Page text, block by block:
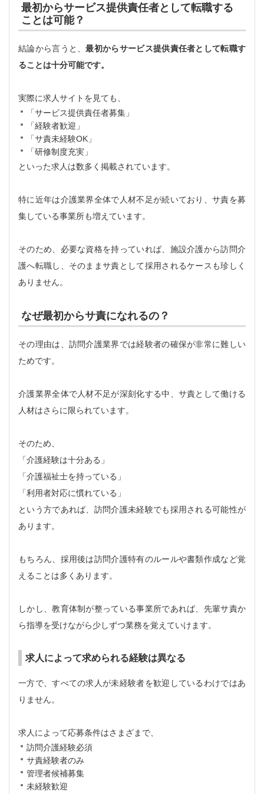
最初からサービス提供責任者として転職する
ことは可能？
結論から言うと、最初からサービス提供責任者として転職す
ることは十分可能です。
実際に求人サイトを見ても、
「サービス提供責任者募集」
「経験者歓迎」
「サ責未経験OK」
「研修制度充実」
といった求人は数多く掲載されています。
特に近年は介護業界全体で人材不足が続いており、サ責を募
集している事業所も増えています。
そのため、必要な資格を持っていれば、施設介護から訪問介
護へ転職し、そのままサ責として採用されるケースも珍しく
ありません。
なぜ最初からサ責になれるの？
その理由は、訪問介護業界では経験者の確保が非常に難しい
ためです。
介護業界全体で人材不足が深刻化する中、サ責として働ける
人材はさらに限られています。
そのため、
「介護経験は十分ある」
「介護福祉士を持っている」
「利用者対応に慣れている」
という方であれば、訪問介護未経験でも採用される可能性が
あります。
もちろん、採用後は訪問介護特有のルールや書類作成など覚
えることは多くあります。
しかし、教育体制が整っている事業所であれば、先輩サ責か
ら指導を受けながら少しずつ業務を覚えていけます。
求人によって求められる経験は異なる
一方で、すべての求人が未経験者を歓迎しているわけではあ
りません。
求人によって応募条件はさまざまで、
訪問介護経験必須
サ責経験者のみ
管理者候補募集
未経験歓迎